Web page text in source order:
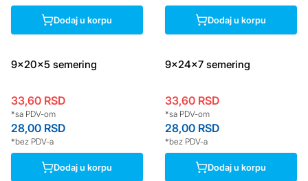
Dodaj u korpu Dodaj u korpu
9x20x5 semering
33,60 RSD
*sa PDV-om
28,00 RSD
*bez PDV-a
Dodaj u korpu
9x24x7 semering
33,60 RSD
*sa PDV-om
28,00 RSD
*bez PDV-a
Dodaj u korpu